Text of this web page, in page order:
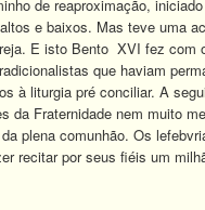
de reaproximação,
e baixos. Mas teve uma
E isto Bento XVI fez com
que haviam
à liturgia pré conciliar. A
Fraternidade nem muito
plena comunhão. Os
recitar por seus fiéis um